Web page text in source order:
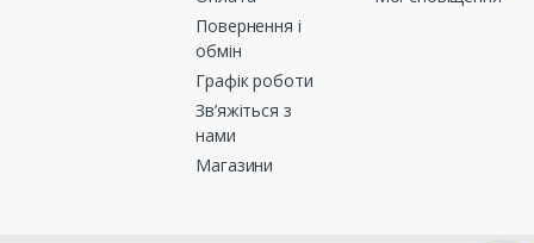
Повернення і
обмін
Графік роботи
Зв’яжіться з
нами
Магазини